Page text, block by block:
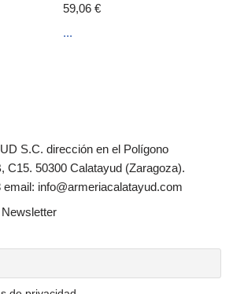
59,06€
...
S.C. dirección en el Polígono
C15. 50300 Calatayud (Zaragoza).
email: info@armeriacalatayud.com